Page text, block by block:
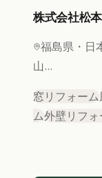
株式会社松
福島県 ・
山...
窓リフォーム
ム外壁リフォ